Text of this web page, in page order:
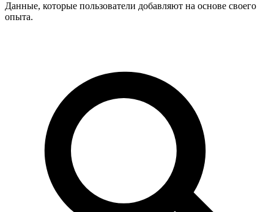
Данные, которые пользователи добавляют на основе своего
опыта.